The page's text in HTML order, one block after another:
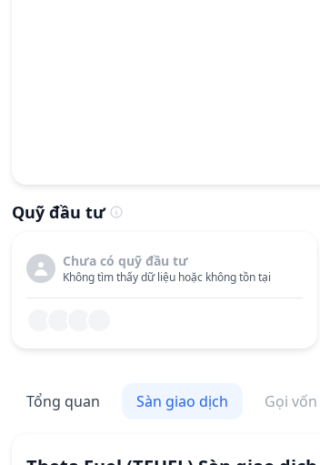
Quỹ đầu tư
Chưa có quỹ đầu tư
Không tìm thấy dữ liệu hoặc không tồn tại
Tổng quan Sàn giao dịch Gọi vốn